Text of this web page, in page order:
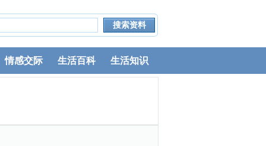
情感交际 生活百科 生活知识